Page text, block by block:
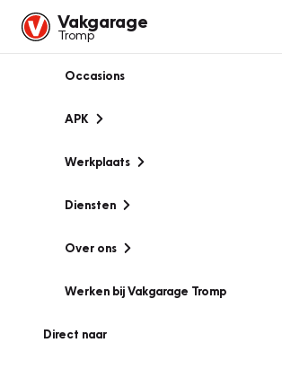
Vakgarage
Tromp
Occasions
APK
Werkplaats
Diensten
Over ons
Werken bij Vakgarage Tromp
Direct naar